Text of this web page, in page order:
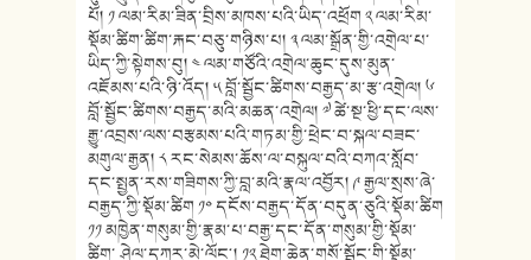
པོ། ༡ ལམ་རིམ་ཟིན་བྲིས་མཁས་པའི་ཡིད་འཕྲོག ༢ ལམ་རིམ་
སྡོམ་ཚིག་ཚིག་རྐང་བཅུ་གཉིས་པ། ༣ ལམ་སྒྲོན་གྱི་འགྲེལ་པ་
ཡིད་ཀྱི་སྟེགས་བུ། ༤ ལམ་གཙོའི་འགྲེལ་ཆུང་དུས་མུན་
འཇོམས་པའི་ཉི་འོད། ༥ བློ་སྦྱོང་ཚིགས་བརྒྱད་མ་རྩ་འགྲེལ། ༦
བློ་སྦྱོང་ཚིགས་བརྒྱད་མའི་མཆན་འགྲེལ། ༧ ཚེ་སྔ་ཕྱི་དང་ལས་
རྒྱུ་འབྲས་ལས་བརྩམས་པའི་གཏམ་གྱི་ཕྲེང་བ་སྐལ་བཟང་
མགུལ་རྒྱན། ༨ རང་སེམས་ཆོས་ལ་བསྐུལ་བའི་བཀའ་སློབ་
དང་སྤྱན་རས་གཟིགས་ཀྱི་བླ་མའི་རྣལ་འབྱོར། ༩ རྒྱལ་སྲས་ཞེ་
བརྒྱད་ཀྱི་སྡོམ་ཚིག ༡༠ དངོས་བརྒྱད་དོན་བདུན་ཅུའི་སྡོམ་ཚིག
༡༡ མཁྱེན་གསུམ་གྱི་རྣམ་པ་བརྒྱ་དང་དོན་གསུམ་གྱི་སྡོམ་
ཚིག་ ཤེལ་དཀར་མེ་ལོང༌། ༡༢ ཐེག་ཆེན་གསོ་སྦྱོང་གི་སྡོམ་